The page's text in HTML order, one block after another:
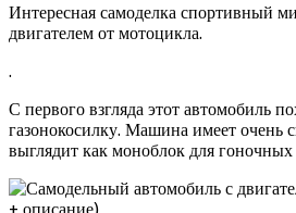
Интересная самоделка спортивный
двигателем от мотоцикла.
.
С первого взгляда этот автомобиль
газонокосилку. Машина имеет очень
выглядит как моноблок для